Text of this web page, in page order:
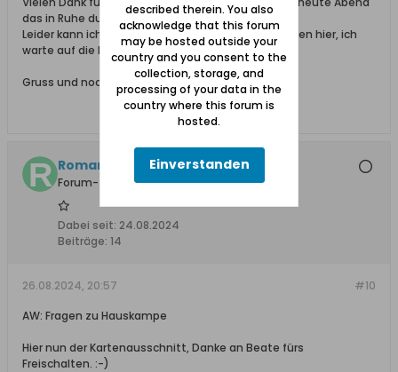
das in Ruhe durchsehen.
Leider kann ich immernoch die Karte nicht hochladen hier, ich
warte auf die Rückmeldung der Moderatorin.
Gruss und nochmal Danke. :-)
Roman Ko
Forum-Teilnehmer
Dabei seit: 24.08.2024
Beiträge: 14
#10
26.08.2024, 20:57
AW: Fragen zu Hauskampe
Hier nun der Kartenausschnitt, Danke an Beate fürs
Freischalten. :-)
described therein. You also
acknowledge that this forum
may be hosted outside your
country and you consent to the
collection, storage, and
processing of your data in the
country where this forum is
hosted.
Einverstanden